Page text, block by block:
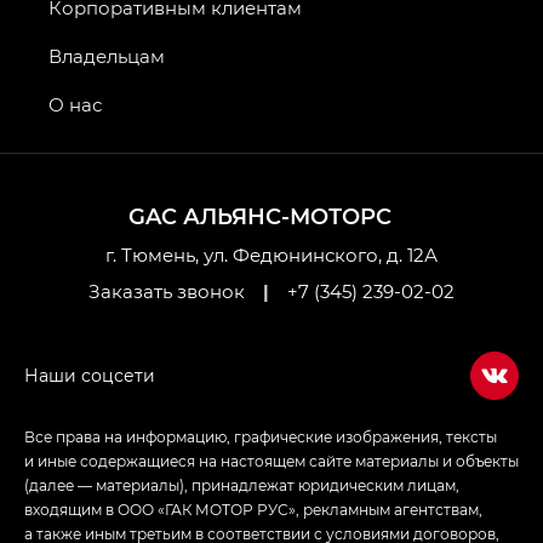
GS4 — Джи Эс 4 (GS4) в комплектациях Джи Би
привод — GB AWD, Джи Эль Полный привод —
Джи Икс ПРЕМИУМ — GX PREMIUM, ЛАУНЖ —
LOUNGE
Empow — Эмпау (Empow) в комплектации
GAC АЛЬЯНС-МОТОРС
г. Тюмень, ул. Федюнинского, д. 12А
Заказать звонок
| +7 (345) 239-02-02
Корпоративным клиентам
Владельцам
О нас
Все права на информацию, графические изображения, тексты
и иные содержащиеся на настоящем сайте материалы и объекты
(далее — материалы), принадлежат юридическим лицам,
входящим в ООО «ГАК МОТОР РУС», рекламным агентствам,
а также иным третьим в соответствии с условиями договоров,